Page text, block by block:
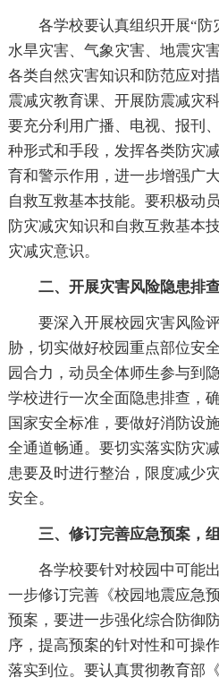
各学校要认真组织开展“
水旱灾害、气象灾害、地震灾
各类自然灾害知识和防范应对
震减灾教育课、开展防震减灾
要充分利用广播、电视、报刊
种形式和手段，发挥各类防灾
育和警示作用，进一步增强广
自救互救基本技能。要积极动
防灾减灾知识和自救互救基本
灾减灾意识。
二、开展灾害风险隐患排
要深入开展校园灾害风险
胁，切实做好校园重点部位安
园合力，动员全体师生参与到
学校进行一次全面隐患排查，
国家安全标准，要做好消防设
全通道畅通。要切实落实防灾
患要及时进行整治，限度减少
安全。
三、修订完善应急预案，
各学校要针对校园中可能
一步修订完善《校园地震应急
预案，要进一步强化综合防御
序，提高预案的针对性和可操
落实到位。要认真贯彻教育部